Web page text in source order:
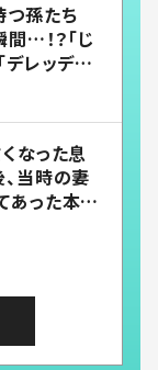
つ孫たち
…！？「じ
レッデレ」
なった息
当時の妻
あった本音